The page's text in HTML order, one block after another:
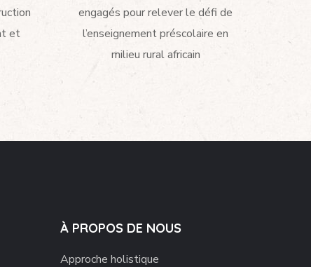
et
engagés pour relever le défi de
l’enseignement préscolaire en
milieu rural africain
À PROPOS DE NOUS
Approche holistique